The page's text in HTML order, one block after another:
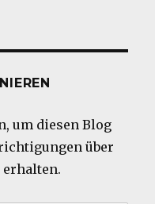
um diesen Blog
über
erhalten.